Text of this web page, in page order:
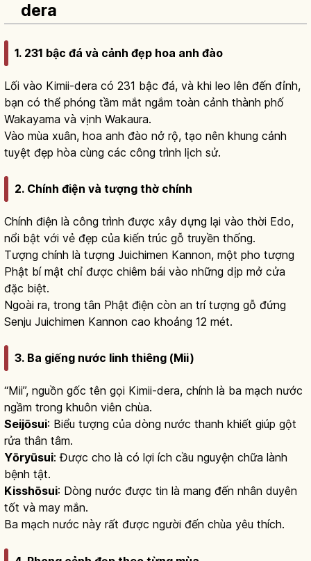
dera
1. 231 bậc đá và cảnh đẹp hoa anh đào
Lối vào Kimii-dera có 231 bậc đá, và khi leo lên đến đỉnh,
bạn có thể phóng tầm mắt ngắm toàn cảnh thành phố
Wakayama và vịnh Wakaura.
Vào mùa xuân, hoa anh đào nở rộ, tạo nên khung cảnh
tuyệt đẹp hòa cùng các công trình lịch sử.
2. Chính điện và tượng thờ chính
Chính điện là công trình được xây dựng lại vào thời Edo,
nổi bật với vẻ đẹp của kiến trúc gỗ truyền thống.
Tượng chính là tượng Juichimen Kannon, một pho tượng
Phật bí mật chỉ được chiêm bái vào những dịp mở cửa
đặc biệt.
Ngoài ra, trong tân Phật điện còn an trí tượng gỗ đứng
Senju Juichimen Kannon cao khoảng 12 mét.
3. Ba giếng nước linh thiêng (Mii)
“Mii”, nguồn gốc tên gọi Kimii-dera, chính là ba mạch nước
ngầm trong khuôn viên chùa.
Seijōsui: Biểu tượng của dòng nước thanh khiết giúp gột
rửa thân tâm.
Yōryūsui: Được cho là có lợi ích cầu nguyện chữa lành
bệnh tật.
Kisshōsui: Dòng nước được tin là mang đến nhân duyên
tốt và may mắn.
Ba mạch nước này rất được người đến chùa yêu thích.